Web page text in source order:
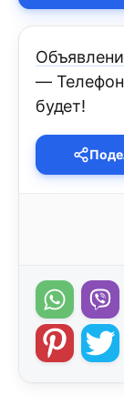
— Телефон
будет!